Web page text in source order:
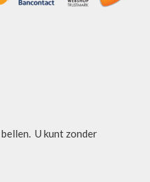
U kunt zonder